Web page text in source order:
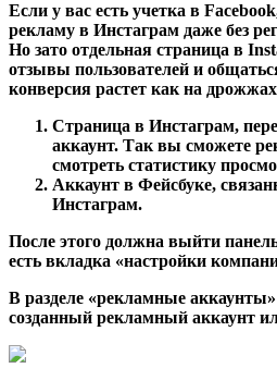
Если у вас есть учетка в
рекламу в Инстаграм даже без
Но зато отдельная страница в
отзывы пользователей и
конверсия растет как на
Страница в Инстаграм,
аккаунт. Так вы сможете
смотреть статистику
Аккаунт в Фейсбуке,
Инстаграм.
После этого должна выйти
есть вкладка «настройки
В разделе «рекламные
созданный рекламный аккаунт